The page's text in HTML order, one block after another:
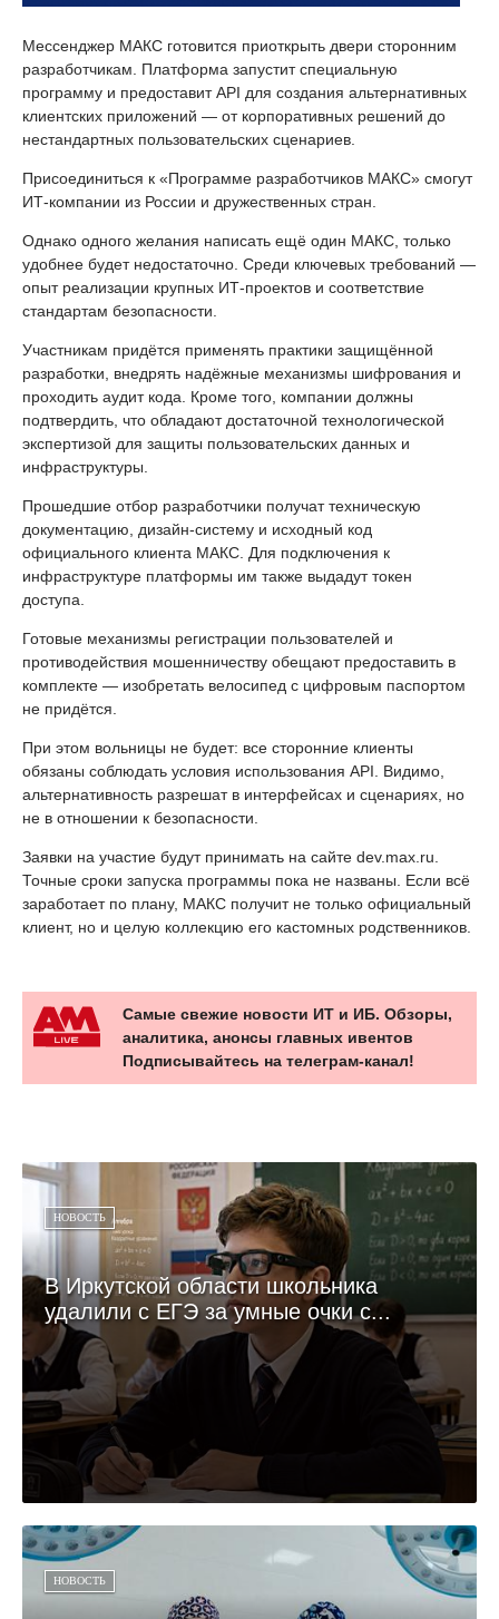
Мессенджер МАКС готовится приоткрыть двери сторонним
разработчикам. Платформа запустит специальную
программу и предоставит API для создания альтернативных
клиентских приложений — от корпоративных решений до
нестандартных пользовательских сценариев.
Присоединиться к «Программе разработчиков МАКС» смогут
ИТ-компании из России и дружественных стран.
Однако одного желания написать ещё один МАКС, только
удобнее будет недостаточно. Среди ключевых требований —
опыт реализации крупных ИТ-проектов и соответствие
стандартам безопасности.
Участникам придётся применять практики защищённой
разработки, внедрять надёжные механизмы шифрования и
проходить аудит кода. Кроме того, компании должны
подтвердить, что обладают достаточной технологической
экспертизой для защиты пользовательских данных и
инфраструктуры.
Прошедшие отбор разработчики получат техническую
документацию, дизайн-систему и исходный код
официального клиента МАКС. Для подключения к
инфраструктуре платформы им также выдадут токен
доступа.
Готовые механизмы регистрации пользователей и
противодействия мошенничеству обещают предоставить в
комплекте — изобретать велосипед с цифровым паспортом
не придётся.
При этом вольницы не будет: все сторонние клиенты
обязаны соблюдать условия использования API. Видимо,
альтернативность разрешат в интерфейсах и сценариях, но
не в отношении к безопасности.
Заявки на участие будут принимать на сайте dev.max.ru.
Точные сроки запуска программы пока не названы. Если всё
заработает по плану, МАКС получит не только официальный
клиент, но и целую коллекцию его кастомных родственников.
Самые свежие новости ИТ и ИБ. Обзоры,
аналитика, анонсы главных ивентов
Подписывайтесь на телеграм-канал!
НОВОСТЬ
В Иркутской области школьника
удалили с ЕГЭ за умные очки с...
НОВОСТЬ